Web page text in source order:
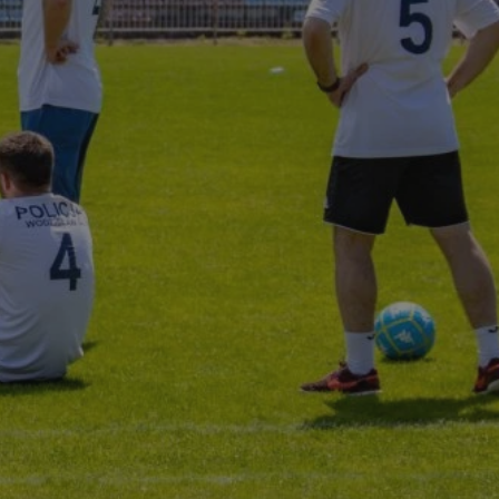
bezpiecznych
samym
danych.
usługę Cookie-
na pliki cookie.
Cookie-
o zgodzie
dotyczących
z witryny.
prywatności
przestrzeganie
użytkownik nie
preferencji,
z regulacjami
identyfikatora